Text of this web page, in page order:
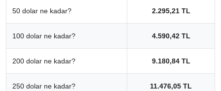
50 dolar ne kadar? 2.295,21 TL
100 dolar ne kadar? 4.590,42 TL
200 dolar ne kadar? 9.180,84 TL
250 dolar ne kadar? 11.476,05 TL